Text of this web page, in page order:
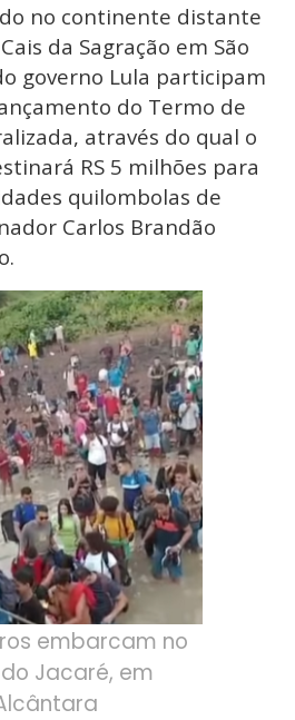
no continente distante
da Sagração em São
governo Lula participam
do Termo de
através do qual o
RS 5 milhões para
quilombolas de
Carlos Brandão
embarcam no
Jacaré, em